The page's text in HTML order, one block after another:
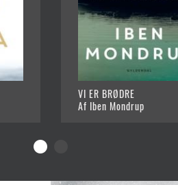
VI ER BRØDRE
Af Iben Mondrup